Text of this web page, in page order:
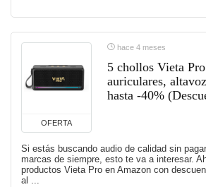
OFERTA
hace 4 meses
5 chollos Vieta
auriculares,
hasta -40%
Si estás buscando audio de calidad sin
marcas de siempre, esto te va a interesar.
productos Vieta Pro en Amazon con
al ...